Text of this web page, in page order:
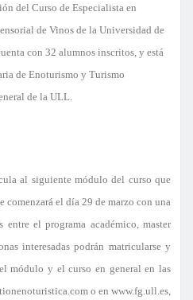
del Curso de Especialista en
de Vinos de la Universidad de
con 32 alumnos inscritos, y está
de Enoturismo y Turismo
de la ULL.
al siguiente módulo del curso que
comenzará el día 29 de marzo con una
entre el programa académico, master
interesadas podrán matricularse y
módulo y el curso en general en las
o en www.fg.ull.es,